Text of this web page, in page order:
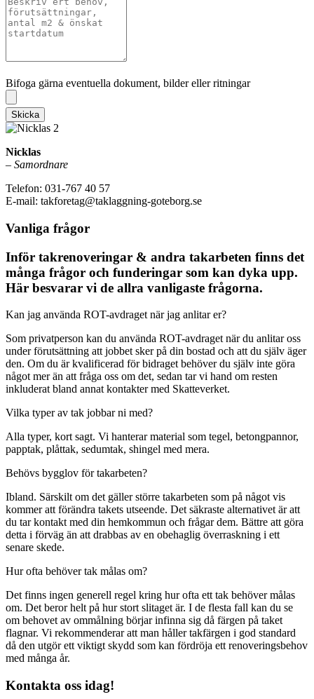
Bifoga gärna eventuella dokument, bilder eller ritningar
Skicka
Nicklas
– Samordnare
Telefon: 031-767 40 57
E-mail: takforetag@taklaggning-goteborg.se
Vanliga frågor
Inför takrenoveringar & andra takarbeten finns det
många frågor och funderingar som kan dyka upp.
Här besvarar vi de allra vanligaste frågorna.
Kan jag använda ROT-avdraget när jag anlitar er?
Som privatperson kan du använda ROT-avdraget när du anlitar oss
under förutsättning att jobbet sker på din bostad och att du själv äger
den. Om du är kvalificerad för bidraget behöver du själv inte göra
något mer än att fråga oss om det, sedan tar vi hand om resten
inkluderat bland annat kontakter med Skatteverket.
Vilka typer av tak jobbar ni med?
Alla typer, kort sagt. Vi hanterar material som tegel, betongpannor,
papptak, plåttak, sedumtak, shingel med mera.
Behövs bygglov för takarbeten?
Ibland. Särskilt om det gäller större takarbeten som på något vis
kommer att förändra takets utseende. Det säkraste alternativet är att
du tar kontakt med din hemkommun och frågar dem. Bättre att göra
detta i förväg än att drabbas av en obehaglig överraskning i ett
senare skede.
Hur ofta behöver tak målas om?
Det finns ingen generell regel kring hur ofta ett tak behöver målas
om. Det beror helt på hur stort slitaget är. I de flesta fall kan du se
om behovet av ommålning börjar infinna sig då färgen på taket
flagnar. Vi rekommenderar att man håller takfärgen i god standard
då den utgör ett viktigt skydd som kan fördröja ett renoveringsbehov
med många år.
Kontakta oss idag!